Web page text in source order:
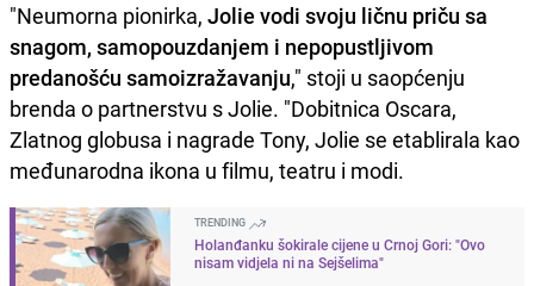
"Neumorna pionirka, Jolie vodi svoju ličnu priču sa
snagom, samopouzdanjem i nepopustljivom
predanošću samoizražavanju," stoji u saopćenju
brenda o partnerstvu s Jolie. "Dobitnica Oscara,
Zlatnog globusa i nagrade Tony, Jolie se etablirala kao
međunarodna ikona u filmu, teatru i modi.
TRENDING
Holanđanku šokirale cijene u Crnoj Gori: "Ovo
nisam vidjela ni na Sejšelima"